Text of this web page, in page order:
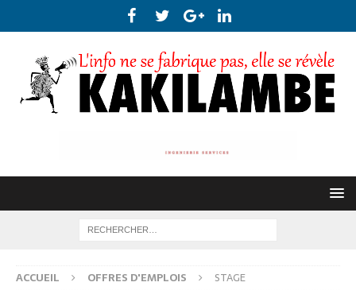
ACCUEIL OFFRES D'EMPLOIS STAGE